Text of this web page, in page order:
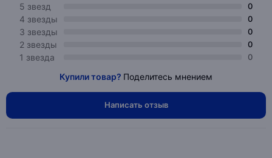
5 звезд
0
4 звезды 0
3 звезды 0
2 звезды 0
1 звезда 0
Купили товар? Поделитесь мнением
Написать отзыв